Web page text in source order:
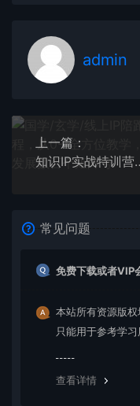
admin
上一篇：
知识IP实战特训
常见问题
免费下载或者VIP
本站所有资源版
只能用于参考学
查看详情